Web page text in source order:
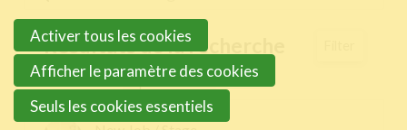
main
content
Résultats de la recherche
Filtered on: Operations
Le Toolbox
Centre de connaissance
eXperience Labs
La Legal Line
Activer tous les cookies
Afficher le paramètre des cookies
Seuls les cookies essentiels